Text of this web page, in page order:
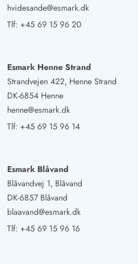
hvidesande@esmark.dk
Tlf: +45 69 15 96 20
Esmark Henne Strand
Strandvejen 422, Henne Strand
DK-6854 Henne
henne@esmark.dk
Tlf: +45 69 15 96 14
Esmark Blåvand
Blåvandvej 1, Blåvand
DK-6857 Blåvand
blaavand@esmark.dk
Tlf: +45 69 15 96 16